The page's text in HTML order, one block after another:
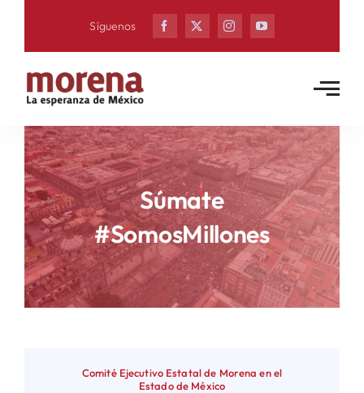
Síguenos
Súmate
#SomosMillones
Comité Ejecutivo Estatal de Morena en el
Estado de México